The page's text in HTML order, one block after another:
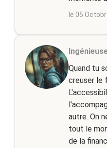
le 05
Quand tu
creuser le
autre. On
tout le
de la